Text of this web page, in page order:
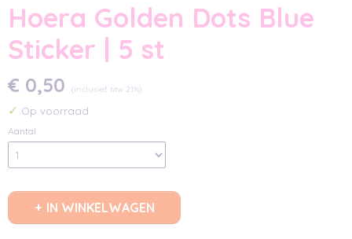
Hoera Golden Dots Blue
Sticker | 5 st
€ 0,50 (inclusief btw 21%)
✓ Op voorraad
Aantal
IN WINKELWAGEN